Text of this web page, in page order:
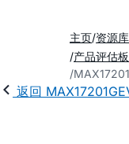
主页 资源库
产品评估
返回